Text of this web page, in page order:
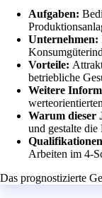
Aufgaben:
Unternehmen:
Vorteile:
betriebliche
Weitere
Warum dieser
und gestalte
Arbeiten im 4-
Das prognostizierte